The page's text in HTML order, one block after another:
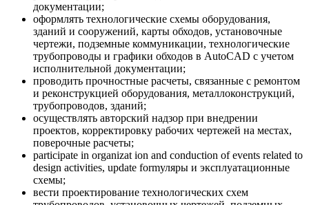
документации;
оформлять технологические схемы оборудования,
зданий и сооружений, карты обходов, установочные
чертежи, подземные коммуникации, технологические
трубопроводы и графики обходов в AutoCAD с учетом
исполнительной документации;
проводить прочностные расчеты, связанные с ремонтом
и реконструкцией оборудования, металлоконструкций,
трубопроводов, зданий;
осуществлять авторский надзор при внедрении
проектов, корректировку рабочих чертежей на местах,
поверочные расчеты;
participate in organizat ion and conduction of events related to
design activities, update formуляры и эксплуатационные
схемы;
вести проектирование технологических схем